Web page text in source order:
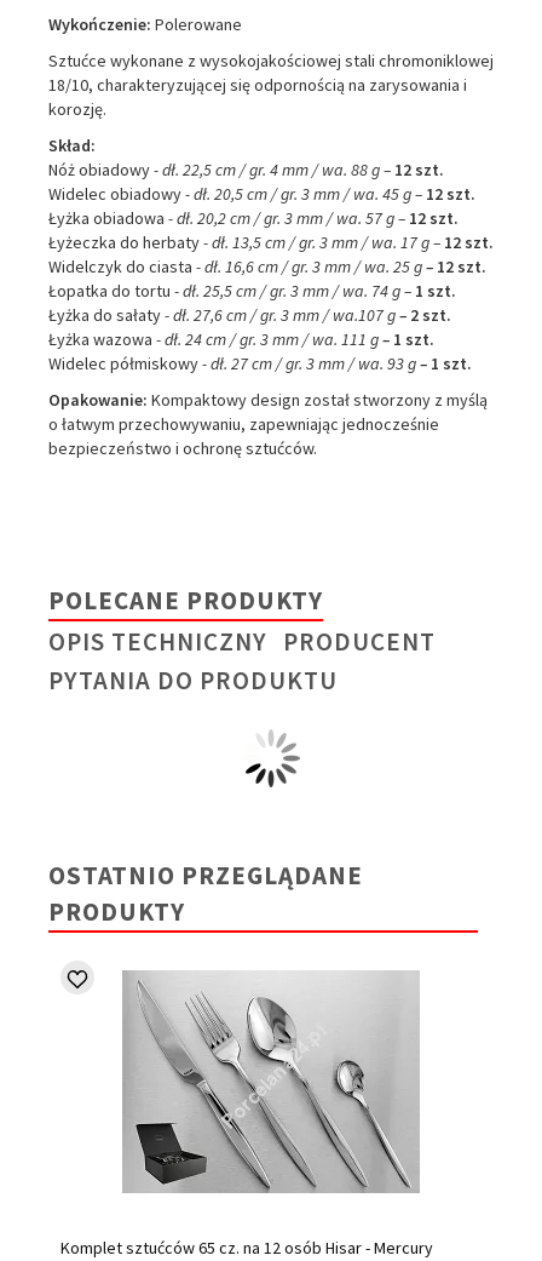
Wykończenie: Polerowane
Sztućce wykonane z wysokojakościowej stali chromoniklowej
18/10, charakteryzującej się odpornością na zarysowania i
korozję.
Skład:
Nóż obiadowy- dł. 22,5 cm / gr. 4 mm / wa. 88 g – 12 szt.
Widelec obiadowy- dł. 20,5 cm / gr. 3 mm / wa. 45 g – 12 szt.
Łyżka obiadowa - dł. 20,2 cm / gr. 3 mm / wa. 57 g – 12 szt.
Łyżeczka do herbaty- dł. 13,5 cm / gr. 3 mm / wa. 17 g – 12 szt.
Widelczyk do ciasta - dł. 16,6 cm / gr. 3 mm / wa. 25 g– 12 szt.
Łopatka do tortu - dł. 25,5 cm / gr. 3 mm / wa. 74 g – 1 szt.
Łyżka do sałaty- dł. 27,6 cm / gr. 3 mm / wa.107 g– 2 szt.
Łyżka wazowa - dł. 24 cm / gr. 3 mm / wa. 111 g– 1 szt.
Widelec półmiskowy- dł. 27 cm / gr. 3 mm / wa. 93 g– 1 szt.
Opakowanie: Kompaktowy design został stworzony z myślą
o łatwym przechowywaniu, zapewniając jednocześnie
bezpieczeństwo i ochronę sztućców.
POLECANE PRODUKTY
OPIS TECHNICZNY PRODUCENT
PYTANIA DO PRODUKTU
OSTATNIO PRZEGLĄDANE
PRODUKTY
Komplet sztućców 65 cz. na 12 osób Hisar - Mercury